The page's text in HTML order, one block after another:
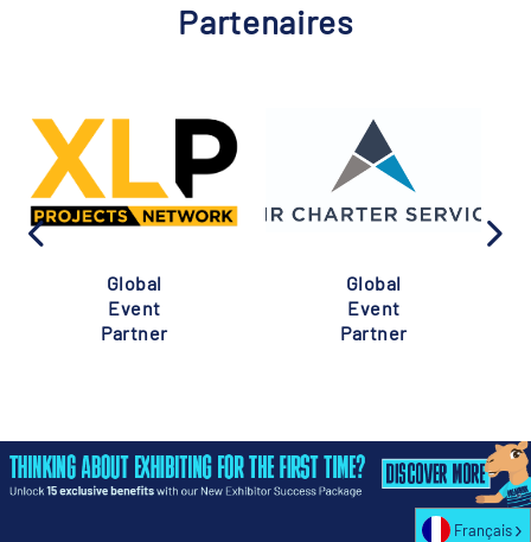
Partenaires
Global
Event
Partner
Global
Event
Partner
Français